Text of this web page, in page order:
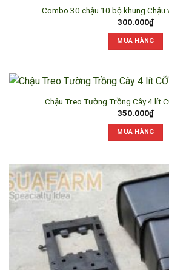
Combo 30 chậu 10 bộ khung
300.000₫
MUA HÀNG
Chậu Treo Tường Trồng Cây 4 lít
350.000₫
MUA HÀNG